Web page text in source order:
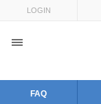
LOGIN
FAQ